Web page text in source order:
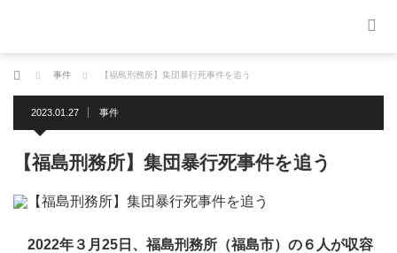
ホーム 事件 【福島刑務所】集団暴行死事件を追う
2023.01.27 事件
【福島刑務所】集団暴行死事件を追う
2022年３月25日、福島刑務所（福島市）の６人が収容